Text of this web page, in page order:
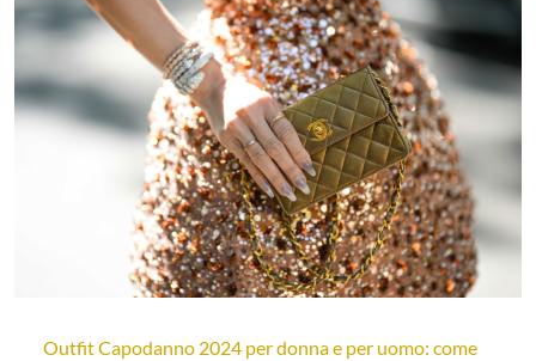
Outfit Capodanno 2024 per donna e per uomo: come